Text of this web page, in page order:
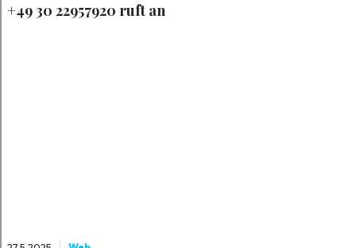
+49 30 22957920 ruft an